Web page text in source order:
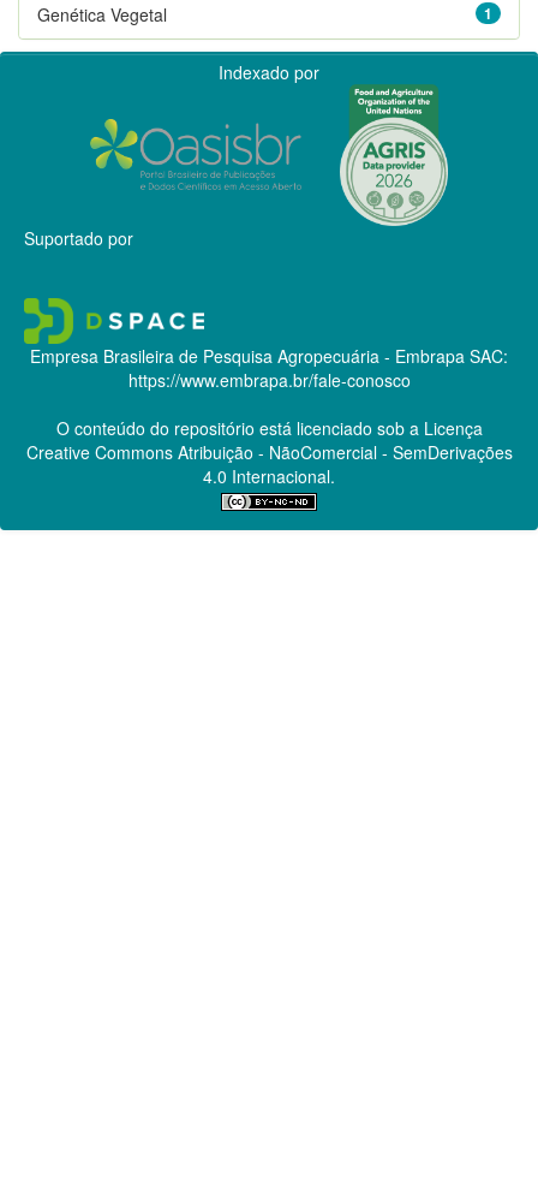
1
Genética Vegetal
Indexado por
Suportado por
Empresa Brasileira de Pesquisa Agropecuária - Embrapa SAC:
https://www.embrapa.br/fale-conosco
O conteúdo do repositório está licenciado sob a Licença
Creative CommonsAtribuição - NãoComercial - SemDerivações
4.0 Internacional.